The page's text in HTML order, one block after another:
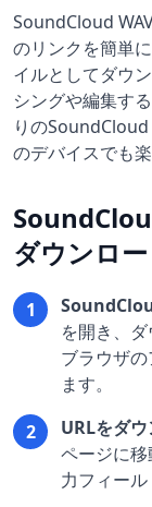
SoundCloud
のリンクを簡単
イルとしてダウ
シングや編集す
りの
のデバイスでも
ダウンロ
1
を開き、
ブラウザ
ます。
2
URLをダ
ページに
力フィール